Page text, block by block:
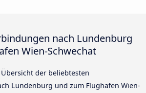
nach Lundenburg
Wien-Schwechat
der beliebtesten
Lundenburg und zum Flughafen Wien-